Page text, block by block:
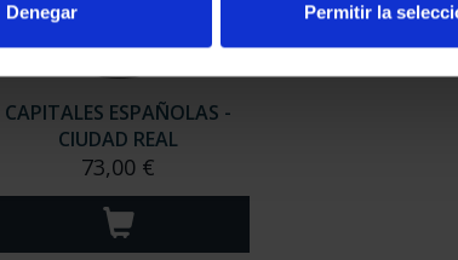
Denegar Permitir la
CAPITALES ESPAÑOLAS -
CIUDAD REAL
73,00 €